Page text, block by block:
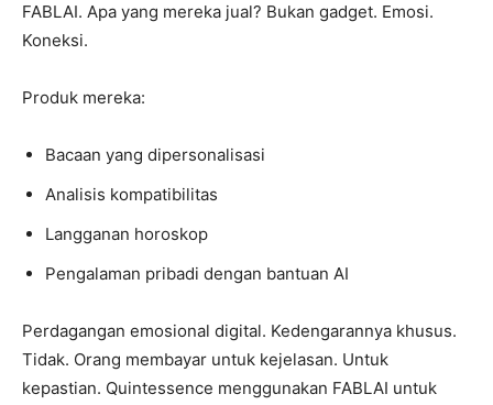
FABLAI. Apa yang mereka jual? Bukan gadget. Emosi.
Koneksi.
Produk mereka:
Bacaan yang dipersonalisasi
Analisis kompatibilitas
Langganan horoskop
Pengalaman pribadi dengan bantuan AI
Perdagangan emosional digital. Kedengarannya khusus.
Tidak. Orang membayar untuk kejelasan. Untuk
kepastian. Quintessence menggunakan FABLAI untuk